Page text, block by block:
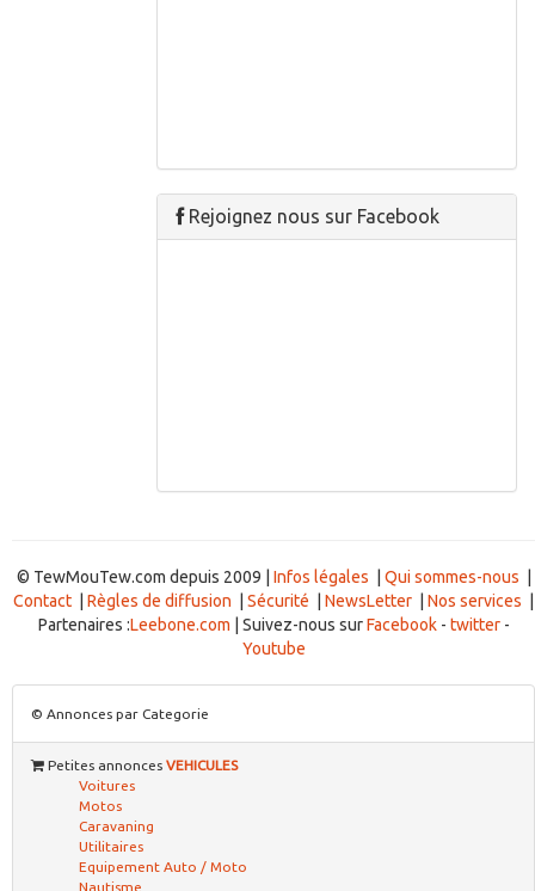
Rejoignez nous sur Facebook
© TewMouTew.com depuis 2009 | Infos légales Qui sommes-nous
Contact
Règles de diffusion Sécurité NewsLetter Nos services
Partenaires :Leebone.com | Suivez-nous surFacebook- twitter-
Youtube
© Annonces par Categorie
Petites annonces VEHICULES
Voitures
Motos
Caravaning
Utilitaires
Equipement Auto / Moto
Nautisme